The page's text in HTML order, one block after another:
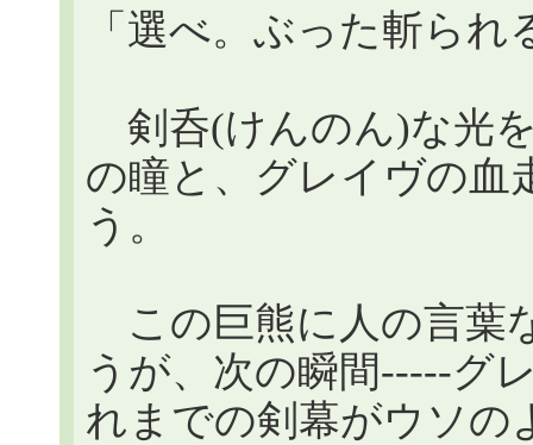
「選べ。ぶった斬ら
剣呑(けんのん)な光
の瞳と、グレイヴの血
う。
この巨熊に人の言葉
うが、次の瞬間-----グ
れまでの剣幕がウソの